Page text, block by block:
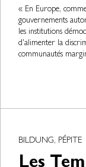
« En Europe,
gouvernements
les institutions
d'alimenter la
communautés
BILDUNG, PÉPITE